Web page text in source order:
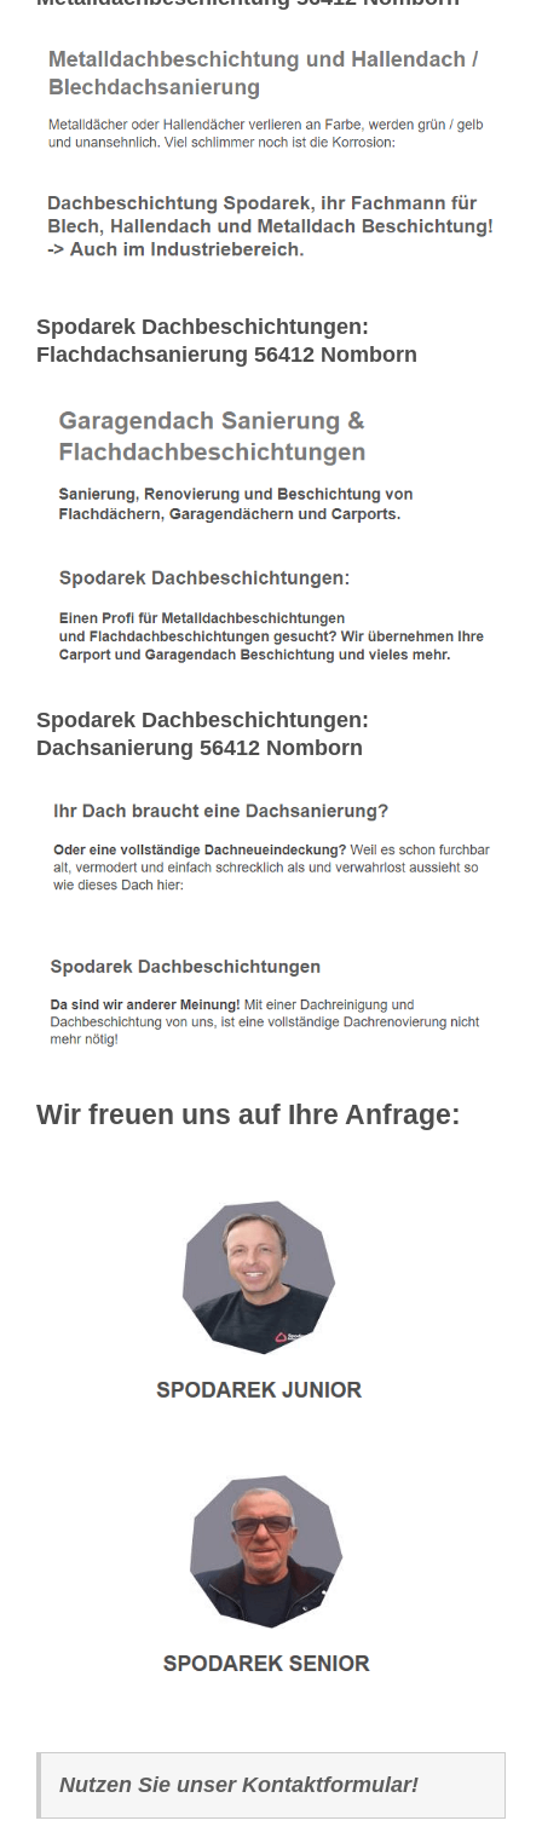
Spodarek Dachbeschichtungen:
Flachdachsanierung 56412 Nomborn
Spodarek Dachbeschichtungen:
Dachsanierung 56412 Nomborn
Wir freuen uns auf Ihre Anfrage:
Nutzen Sie unser Kontaktformular!